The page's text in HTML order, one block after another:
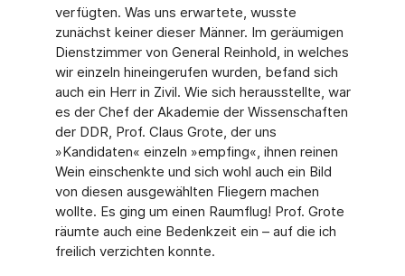
verfüg­ten. Was uns erwartete, wusste
zunächst keiner dieser Männer. Im geräumigen
Dienst­zimmer von General Reinhold, in welches
wir einzeln hineingerufen wurden, befand sich
auch ein Herr in Zivil. Wie sich herausstellte, war
es der Chef der Akademie der Wissen­schaften
der DDR, Prof. Claus Grote, der uns
»Kandidaten« einzeln »empfing«, ihnen reinen
Wein einschenkte und sich wohl auch ein Bild
von diesen ausgewählten Fliegern machen
wollte. Es ging um einen Raumflug! Prof. Grote
räumte auch eine Bedenkzeit ein – auf die ich
freilich verzichten konnte.